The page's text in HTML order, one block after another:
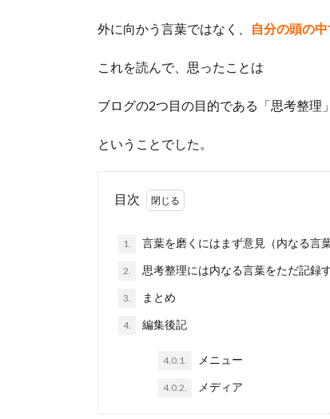
外に向かう言葉ではなく、 自分の頭の
これを読んで、思ったことは
ブログの2つ目の目的である「思考整理
ということでした。
目次
1. 言葉を磨くにはまず意見（内なる言
2. 思考整理には内なる言葉をただ記録
3. まとめ
4. 編集後記
4.0.1. メニュー
4.0.2. メディア